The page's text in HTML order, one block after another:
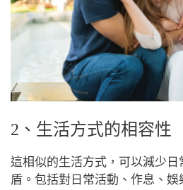
2、生活方式的相容性
這相似的生活方式，可以減少
盾。包括對日常活動、作息、